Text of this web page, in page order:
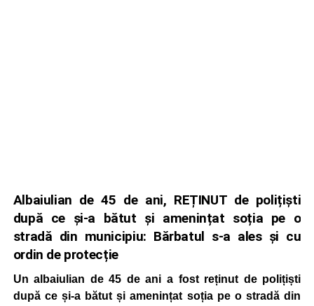
Albaiulian de 45 de ani, REȚINUT de polițiști
după ce și-a bătut și amenințat soția pe o
stradă din municipiu: Bărbatul s-a ales și cu
ordin de protecție
Un albaiulian de 45 de ani a fost reținut de polițiști
după ce și-a bătut și amenințat soția pe o stradă din